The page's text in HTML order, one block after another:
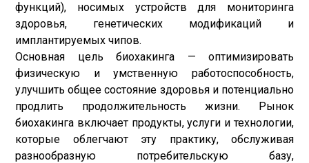
функций), носимых устройств для мониторинга
здоровья, генетических модификаций и
имплантируемых чипов.
Основная цель биохакинга — оптимизировать
физическую и умственную работоспособность,
улучшить общее состояние здоровья и потенциально
продлить продолжительность жизни. Рынок
биохакинга включает продукты, услуги и технологии,
которые облегчают эту практику, обслуживая
разнообразную потребительскую базу,